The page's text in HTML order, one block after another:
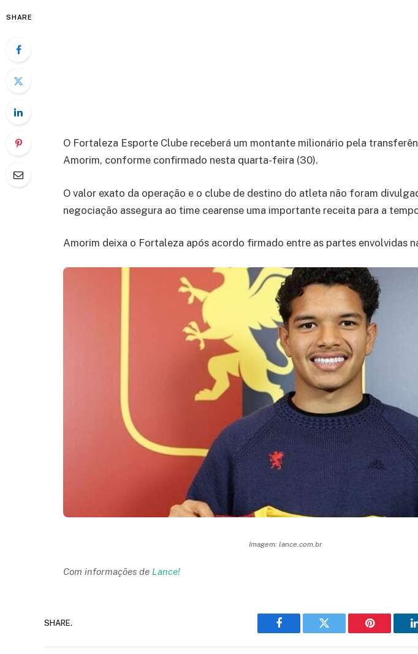
SHARE
O Fortaleza Esporte Clube receberá um montante milionário pela
Amorim, conforme confirmado nesta quarta-feira (30).
O valor exato da operação e o clube de destino do atleta não foram
negociação assegura ao time cearense uma importante receita para a
Amorim deixa o Fortaleza após acordo firmado entre as partes envolvidas
Imagem: lance.com.br
Com informações de Lance!
SHARE.
Facebook Twitter Pinterest